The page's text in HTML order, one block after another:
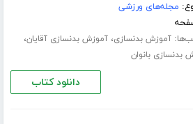
مجله‌های ورزشی
آموزش بدنسازی،آموزش بدنسازی آقایان،
بدنسازی بانوان
دانلود کتاب